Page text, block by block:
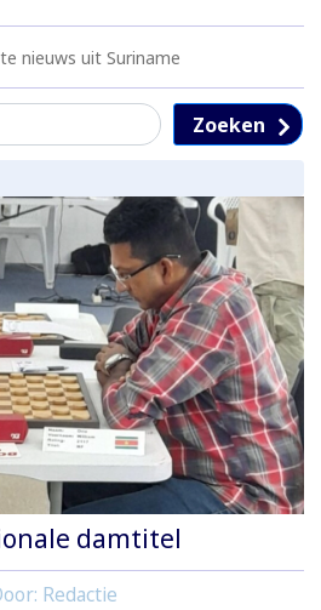
nieuws uit Suriname
Zoeken
damtitel
Redactie